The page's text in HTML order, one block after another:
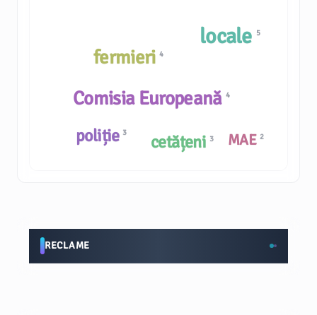
fermieri 4
cetățeni 3
locale 5
Comisia Europeană 4
MAE 2
poliție 3
RECLAME